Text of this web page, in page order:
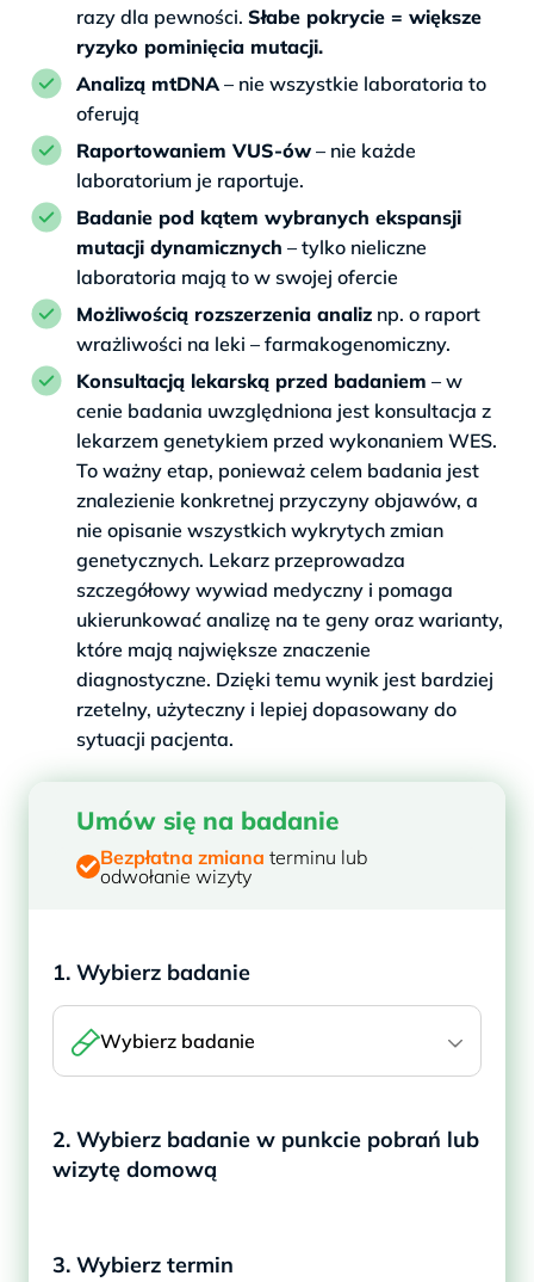
razy dla pewności. Słabe pokrycie = większe
ryzyko pominięcia mutacji.
Analizą mtDNA – nie wszystkie laboratoria to
oferują
Raportowaniem VUS-ów – nie każde
laboratorium je raportuje.
Badanie pod kątem wybranych ekspansji
mutacji dynamicznych – tylko nieliczne
laboratoria mają to w swojej ofercie
Możliwością rozszerzenia analiz np. o raport
wrażliwości na leki – farmakogenomiczny.
Konsultacją lekarską przed badaniem – w
cenie badania uwzględniona jest konsultacja z
lekarzem genetykiem przed wykonaniem WES.
To ważny etap, ponieważ celem badania jest
znalezienie konkretnej przyczyny objawów, a
nie opisanie wszystkich wykrytych zmian
genetycznych. Lekarz przeprowadza
szczegółowy wywiad medyczny i pomaga
ukierunkować analizę na te geny oraz warianty,
które mają największe znaczenie
diagnostyczne. Dzięki temu wynik jest bardziej
rzetelny, użyteczny i lepiej dopasowany do
sytuacji pacjenta.
Umów się na badanie
Bezpłatna zmiana terminu lub
odwołanie wizyty
1. Wybierz badanie
Wybierz badanie
2. Wybierz badanie w punkcie pobrań lub
wizytę domową
3. Wybierz termin